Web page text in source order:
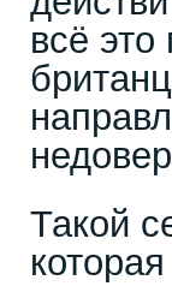
всё
Такой